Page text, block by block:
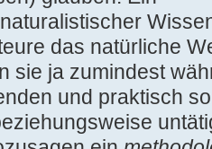
das natürliche
sie ja zumindest
und praktisch